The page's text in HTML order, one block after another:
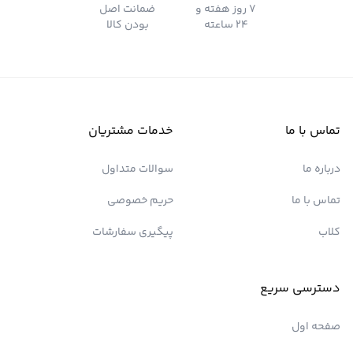
7 روز هفته و
24 ساعته
ضمانت اصل
بودن کالا
تماس با ما
درباره ما
تماس با ما
کلاب
خدمات مشتریان
سوالات متداول
حریم خصوصی
پیگیری سفارشات
دسترسی سریع
صفحه اول